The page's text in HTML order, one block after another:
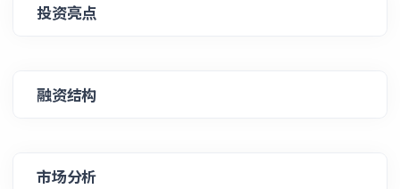
投资亮点
融资结构
市场分析